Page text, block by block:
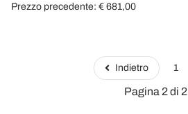
Prezzo precedente: € 681,00
Indietro 1
Pagina 2 di 2